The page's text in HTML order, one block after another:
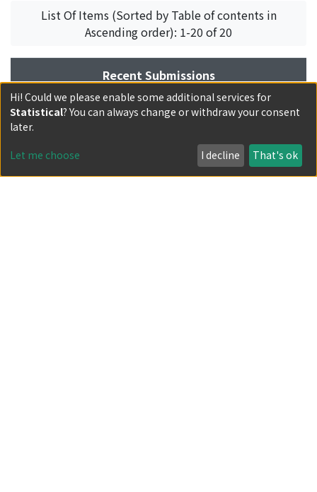
List Of Items (Sorted by Table of contents in
Ascending order): 1-20 of 20
Recent Submissions
魏晋における太極論の展開
表紙・目次・奥付・裏表紙
Hi! Could we please enable some additional services for
Statistical? You can always change or withdraw your consent
later.
Let me choose I decline That's ok